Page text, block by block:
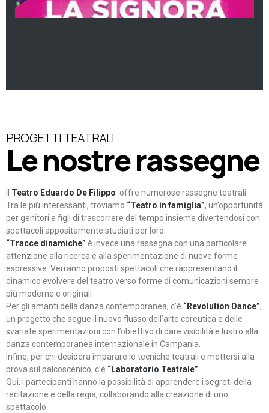
PROGETTI TEATRALI
Le nostre rassegne
Teatro Eduardo De Filippo offre numerose rassegne teatrali.
Tra le più interessanti, troviamo “Teatro in famiglia”, un’opportunità
per genitori e figli di trascorrere del tempo insieme divertendosi con
spettacoli appositamente studiati per loro.
“Tracce dinamiche” è invece una rassegna con una particolare
attenzione alla ricerca e alla sperimentazione di nuove forme
espressive. Verranno proposti spettacoli che rappresentano il
dinamico evolvere del teatro verso forme di comunicazioni sempre
più moderne e originali
Per gli amanti della danza contemporanea, c’è “Revolution Dance”,
un progetto che segue il nuovo flusso dell’arte coreutica e delle
svariate sperimentazioni con l’obiettivo di dare visibilità e lustro alla
danza contemporanea internazionale in Campania.
Infine, per chi desidera imparare le tecniche teatrali e mettersi alla
prova sul palcoscenico, c’è “Laboratorio Teatrale”
Qui, i partecipanti hanno la possibilità di apprendere i segreti della
recitazione e della regia, collaborando alla creazione di uno
spettacolo.